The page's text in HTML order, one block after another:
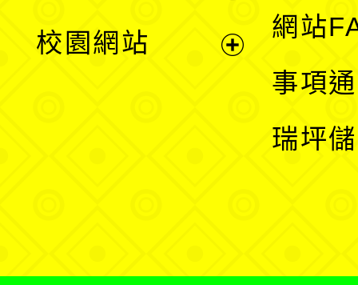
校園網站
網站
事項
瑞坪